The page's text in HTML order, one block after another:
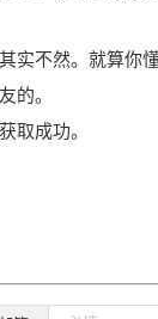
实不然。就算你
的。
取成功。